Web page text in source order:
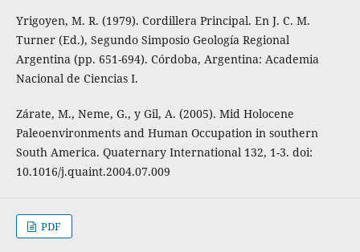
Yrigoyen, M. R. (1979). Cordillera Principal. En J. C. M.
Turner (Ed.), Segundo Simposio Geología Regional
Argentina (pp. 651-694). Córdoba, Argentina: Academia
Nacional de Ciencias I.
Zárate, M., Neme, G., y Gil, A. (2005). Mid Holocene
Paleoenvironments and Human Occupation in southern
South America. Quaternary International 132, 1-3. doi:
10.1016/j.quaint.2004.07.009
PDF